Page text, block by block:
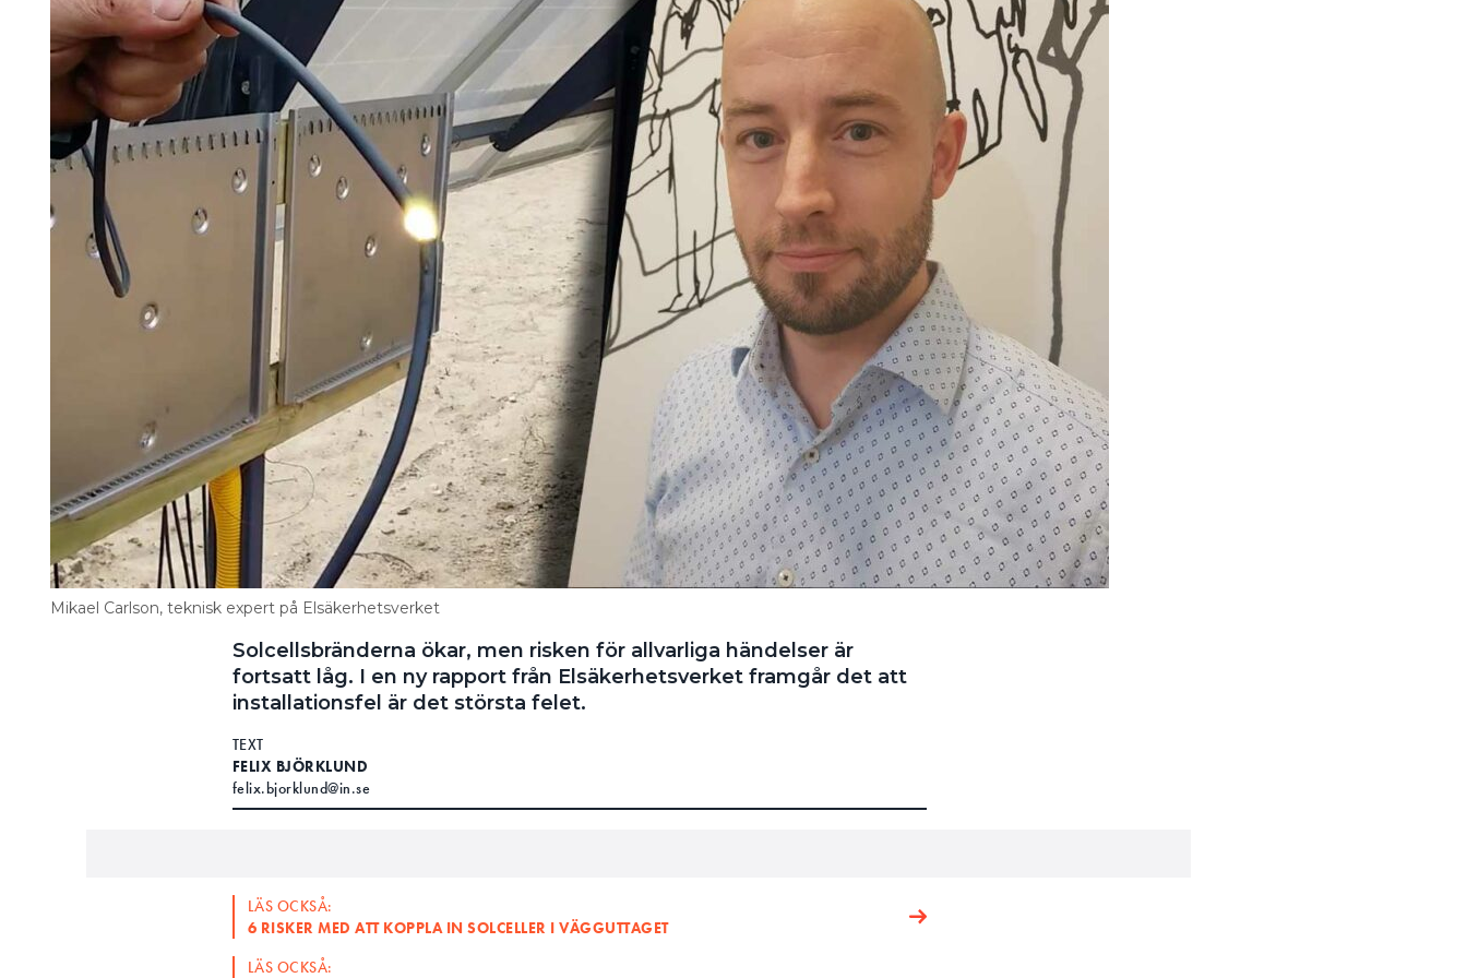
Växelriktarens isolationsövervakning
Om tillverkaren inte anger något annat, eller hänvisar till nationella regler,
gäller Elinstallationsreglerna (SS 436 40 00, utgåva 4), avsnitt 712.542.103.
Larm vid isolationsfel
Operatören eller ägaren av solcellsinstallationen ska få vetskap om felet i
enlighet Elinstallationsreglerna (SS 436 40 00, utgåva 4), avsnitt 712.531.7.101.3.
Mikael Carlson, teknisk expert på Elsäkerhetsverket
Solcellsbränderna ökar, men risken för allvarliga händelser är
fortsatt låg. I en ny rapport från Elsäkerhetsverket framgår det att
installationsfel är det största felet.
TEXT
FELIX BJÖRKLUND
felix.bjorklund@in.se
LÄS OCKSÅ:
6 RISKER MED ATT KOPPLA IN SOLCELLER I VÄGGUTTAGET
LÄS OCKSÅ: